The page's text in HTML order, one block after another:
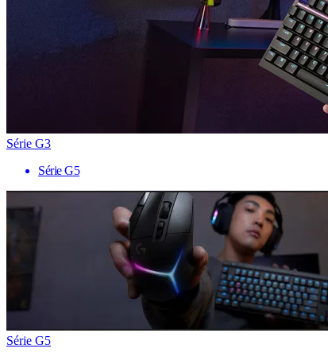
Série G3
Série G5
Série G5